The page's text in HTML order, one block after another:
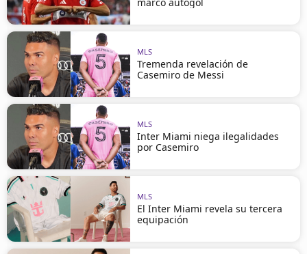
MLS
Tremenda revelación de
Casemiro de Messi
MLS
Inter Miami niega ilegalidades
por Casemiro
MLS
El Inter Miami revela su tercera
equipación